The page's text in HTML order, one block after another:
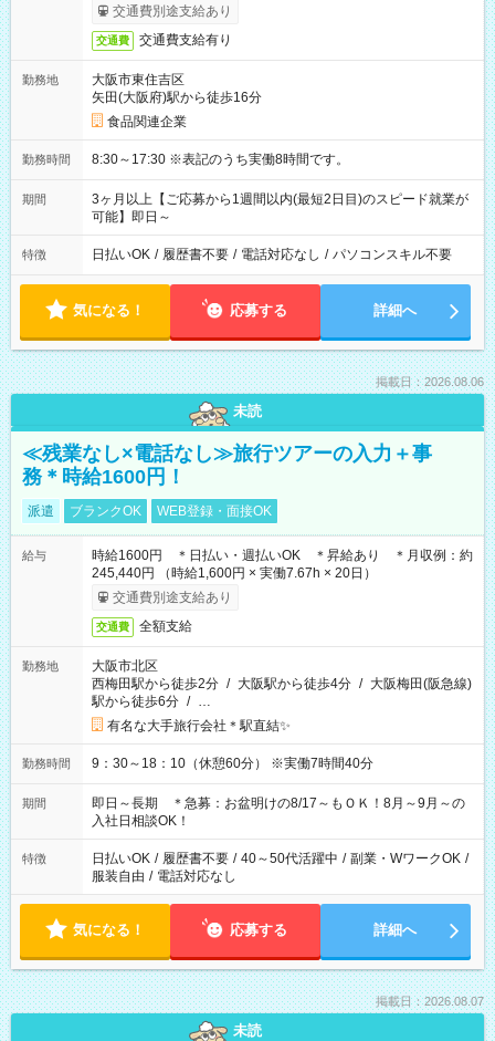
交通費別途支給あり
交通費 交通費支給有り
勤務地
大阪市東住吉区
矢田(大阪府)駅から徒歩16分
食品関連企業
勤務時間 8:30～17:30 ※表記のうち実働8時間です。
期間
3ヶ月以上【ご応募から1週間以内(最短2日目)のスピード就業が
可能】即日～
特徴 日払いOK / 履歴書不要 / 電話対応なし / パソコンスキル不要
気になる！ 応募する 詳細へ
掲載日：2026.08.06
未読
≪残業なし×電話なし≫旅行ツアーの入力＋事
務＊時給1600円！
派遣 ブランクOK WEB登録・面接OK
給与
時給1600円 ＊日払い・週払いOK ＊昇給あり ＊月収例：約
245,440円 （時給1,600円 × 実働7.67h × 20日）
交通費別途支給あり
交通費 全額支給
勤務地
大阪市北区
西梅田駅から徒歩2分 / 大阪駅から徒歩4分 / 大阪梅田(阪急線)
駅から徒歩6分 / …
有名な大手旅行会社＊駅直結✨
勤務時間 9：30～18：10（休憩60分） ※実働7時間40分
期間
即日～長期 ＊急募：お盆明けの8/17～もＯＫ！8月～9月～の
入社日相談OK！
特徴 日払いOK / 履歴書不要 / 40～50代活躍中 / 副業・WワークOK /
服装自由 / 電話対応なし
気になる！ 応募する 詳細へ
掲載日：2026.08.07
未読